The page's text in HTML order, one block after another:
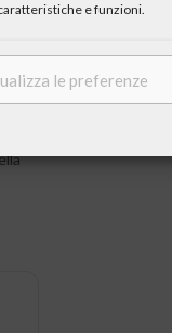
e funzioni.
le preferenze